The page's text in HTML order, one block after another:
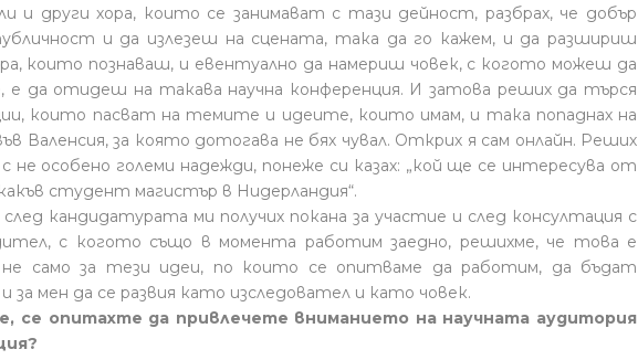
и други хора, които се занимават с тази дейност, разбрах, че добър
и да излезеш на сцената, така да го кажем, и да разшириш
които познаваш, и евентуално да намериш човек, с когото можеш да
да отидеш на такава научна конференция. И затова реших да търся
които пасват на темите и идеите, които имам, и така попаднах на
Валенсия, за която дотогава не бях чувал. Открих я сам онлайн. Реших
не особено големи надежди, понеже си казах: „кой ще се интересува от
студент магистър в Нидерландия“.
кандидатурата ми получих покана за участие и след консултация с
с когото също в момента работим заедно, решихме, че това е
само за тези идеи, по които се опитваме да работим, да бъдат
за мен да се развия като изследовател и като човек.
се опитахте да привлечете вниманието на научната аудитория